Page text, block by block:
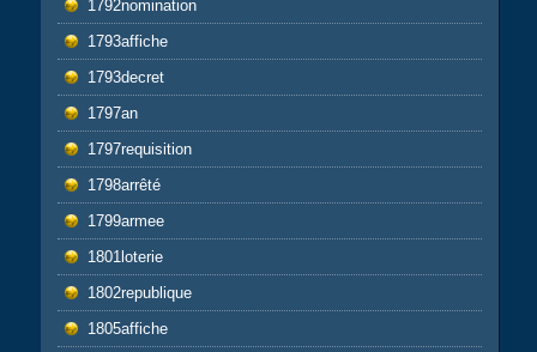
1792nomination
1793affiche
1793decret
1797an
1797requisition
1798arrêté
1799armee
1801loterie
1802republique
1805affiche